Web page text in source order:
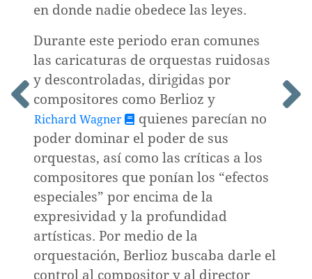
en donde nadie obedece las leyes.
Durante este periodo eran comunes
las caricaturas de orquestas ruidosas
y descontroladas, dirigidas por
compositores como Berlioz y
Richard Wagner
quienes parecían no
poder dominar el poder de sus
orquestas, así como las críticas a los
compositores que ponían los “efectos
especiales” por encima de la
expresividad y la profundidad
artísticas. Por medio de la
orquestación, Berlioz buscaba darle el
control al compositor y al director